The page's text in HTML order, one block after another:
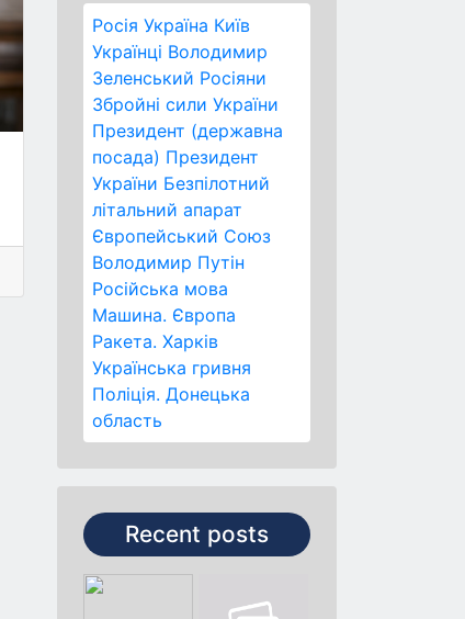
Росія Україна Київ
Українці Володимир
Зеленський Росіяни
Збройні сили України
Президент (державна
посада) Президент
України Безпілотний
літальний апарат
Європейський Союз
Володимир Путін
Російська мова
Машина. Європа
Ракета. Харків
Українська гривня
Поліція. Донецька
область
Recent posts